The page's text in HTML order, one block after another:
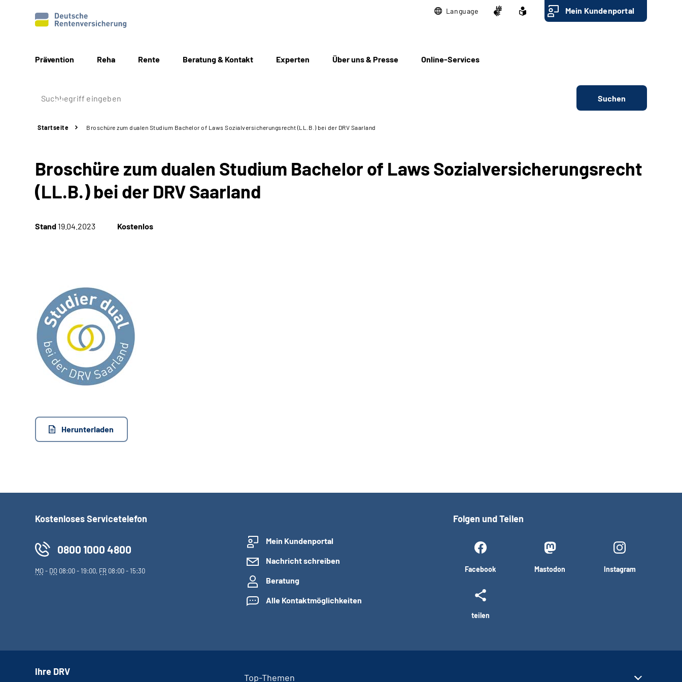
Language Mein Kundenportal
Prävention Reha Rente Beratung & Kontakt Experten Über uns & Presse Online-Services
Suchen
Startseite Broschüre zum dualen Studium Bachelor of Laws Sozialversicherungsrecht (LL.B.) bei der DRV Saarland
Broschüre zum dualen Studium Bachelor of Laws Sozialversicherungsrecht
(LL.B.) bei der DRV Saarland
Stand 19.04.2023 Kostenlos
Herunterladen
Kostenloses Servicetelefon
0800 1000 4800
MO- DO 08:00 - 19:00, FR 08:00 - 15:30
Mein Kundenportal
Nachricht schreiben
Beratung
Alle Kontaktmöglichkeiten
Folgen und Teilen
Facebook Mastodon Instagram
teilen
Top-Themen
Ihre DRV